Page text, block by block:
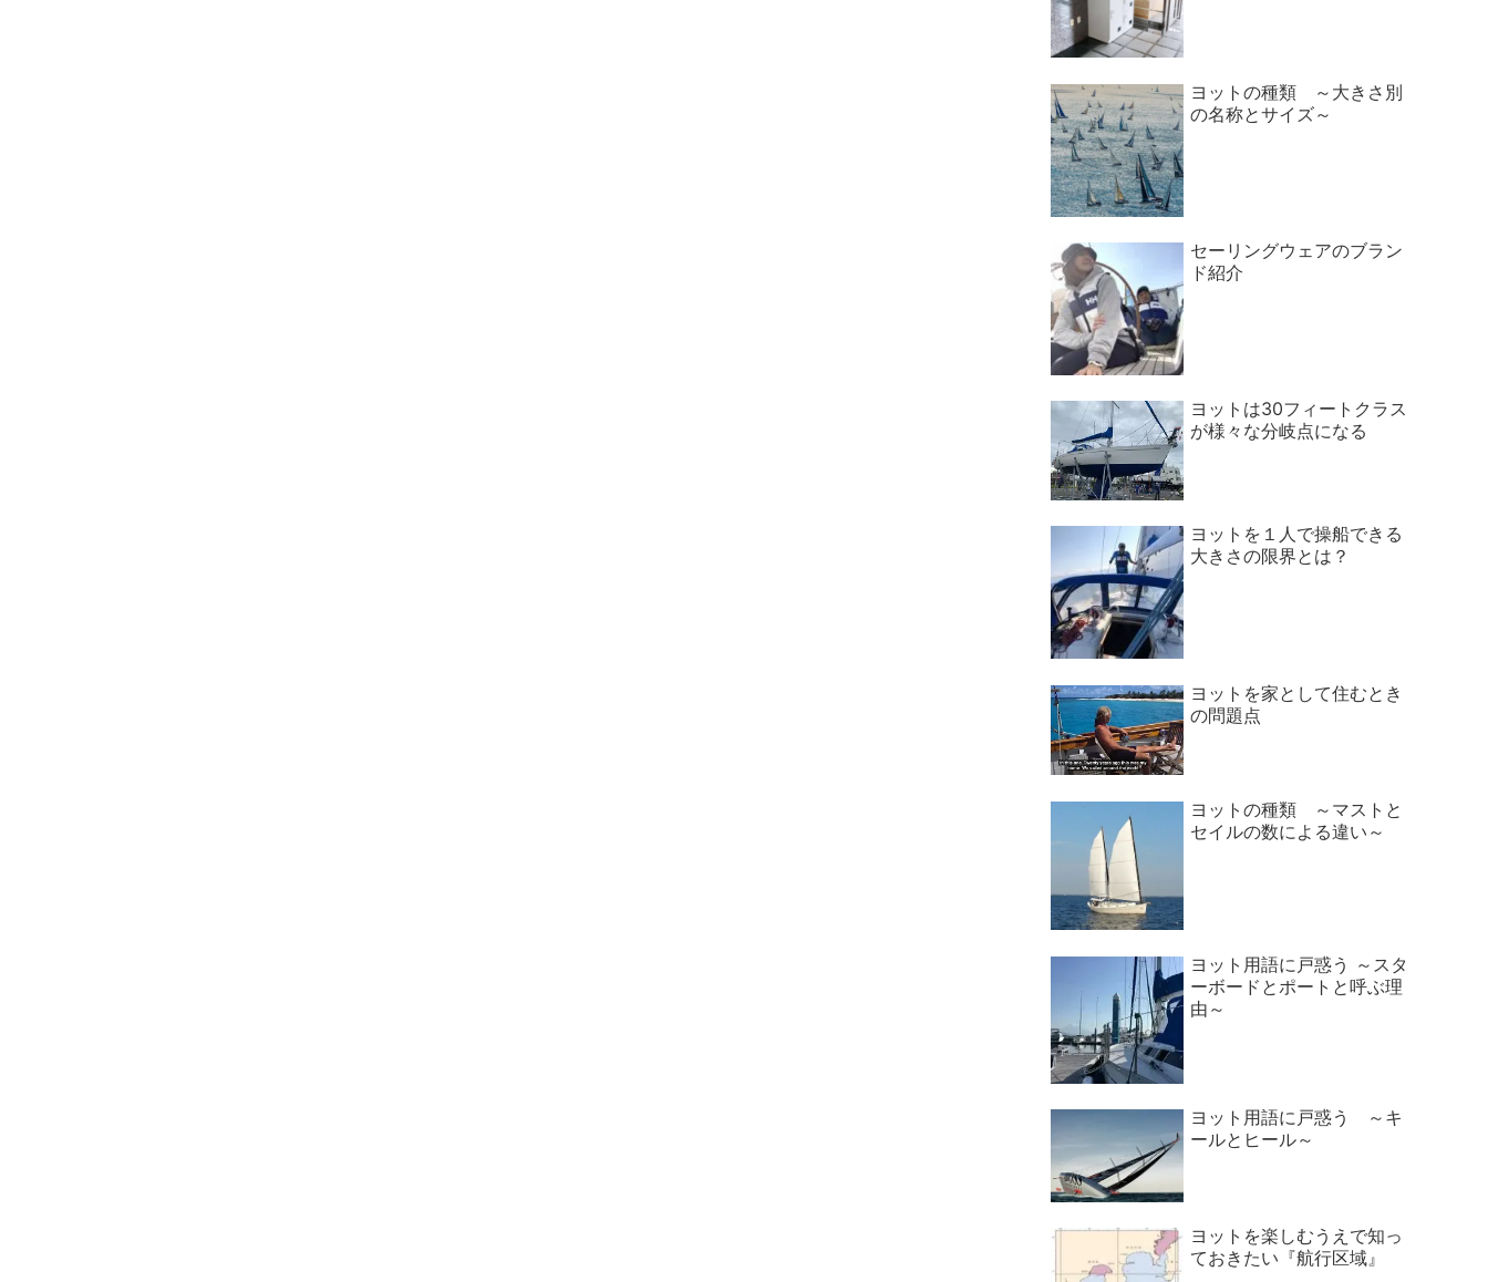
ヨットの種類 ～大きさ別
の名称とサイズ～
セーリングウェアのブラン
ド紹介
ヨットは30フィートクラス
が様々な分岐点になる
ヨットを１人で操船できる
大きさの限界とは？
ヨットを家として住むとき
の問題点
ヨットの種類 ～マストと
セイルの数による違い～
ヨット用語に戸惑う ～スタ
ーボードとポートと呼ぶ理
由～
ヨット用語に戸惑う ～キ
ールとヒール～
ヨットを楽しむうえで知っ
ておきたい『航行区域』